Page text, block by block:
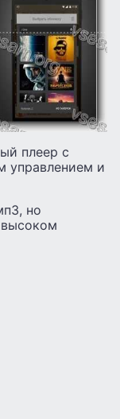
плеер с
управлением и
но